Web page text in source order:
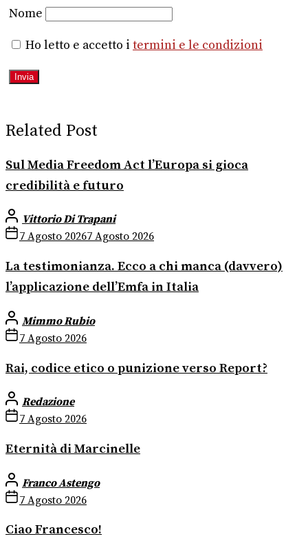
Nome
Ho letto e accetto i termini e le condizioni
Related Post
Sul Media Freedom Act l’Europa si gioca
credibilità e futuro
Vittorio Di Trapani
7 Agosto 20267 Agosto 2026
La testimonianza. Ecco a chi manca (davvero)
l’applicazione dell’Emfa in Italia
Mimmo Rubio
7 Agosto 2026
Rai, codice etico o punizione verso Report?
Redazione
7 Agosto 2026
Eternità di Marcinelle
Franco Astengo
7 Agosto 2026
Ciao Francesco!